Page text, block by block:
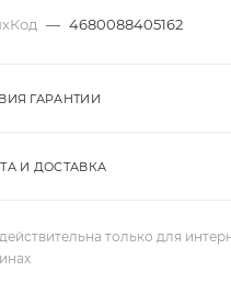
— 4680088405162
ГАРАНТИИ
И ДОСТАВКА
только для